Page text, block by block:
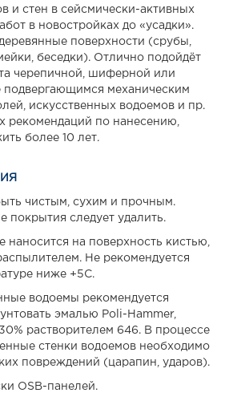
и стен в сейсмически-активных
в новостройках до «усадки».
поверхности (срубы,
беседки). Отлично подойдёт
черепичной, шиферной или
подвергающимся механическим
искусственных водоемов и пр.
рекомендаций по нанесению,
более 10 лет.
чистым, сухим и прочным.
следует удалить.
наносится на поверхность кистью,
Не рекомендуется
ниже +5С.
водоемы рекомендуется
эмалью Poli-Hammer,
растворителем 646. В процессе
стенки водоемов необходимо
повреждений (царапин, ударов).
OSB-панелей.